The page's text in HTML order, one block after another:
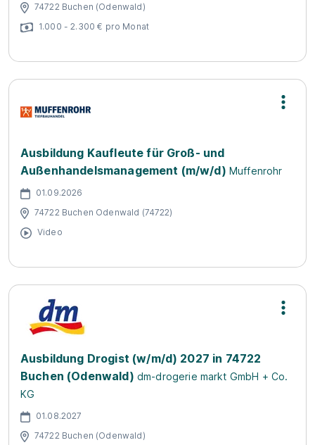
74722 Buchen (Odenwald)
1.000 - 2.300 € pro Monat
Ausbildung Kaufleute für Groß- und
Außenhandelsmanagement (m/w/d) Muffenrohr
01.09.2026
74722 Buchen Odenwald (74722)
Video
Ausbildung Drogist (w/m/d) 2027 in 74722
Buchen (Odenwald) dm-drogerie markt GmbH + Co.
KG
01.08.2027
74722 Buchen (Odenwald)